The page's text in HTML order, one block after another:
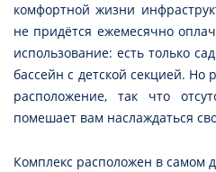
комфортной жизни
не придётся ежемесячно
использование: есть только
бассейн с детской секцией.
расположение, так что
помешает вам наслаждаться
Комплекс расположен в